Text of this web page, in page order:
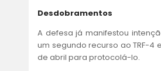
Desdobramentos
A defesa já manifestou
um segundo recurso ao TRF-4
de abril para protocolá-lo.